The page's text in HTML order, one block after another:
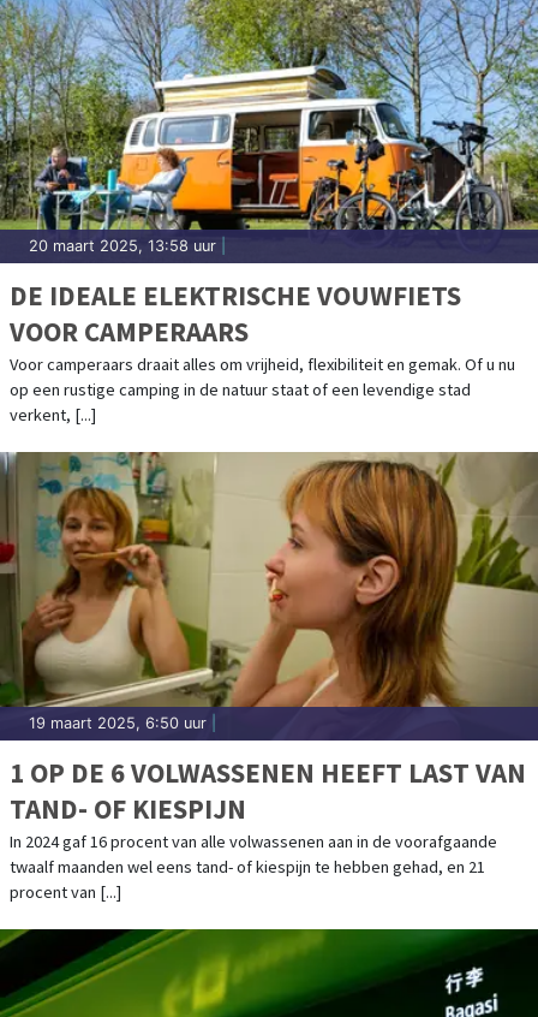
20 maart 2025, 13:58 uur
DE IDEALE ELEKTRISCHE VOUWFIETS
VOOR CAMPERAARS
Voor camperaars draait alles om vrijheid, flexibiliteit en gemak. Of u nu
op een rustige camping in de natuur staat of een levendige stad
verkent, [...]
19 maart 2025, 6:50 uur
1 OP DE 6 VOLWASSENEN HEEFT LAST VAN
TAND- OF KIESPIJN
In 2024 gaf 16 procent van alle volwassenen aan in de voorafgaande
twaalf maanden wel eens tand- of kiespijn te hebben gehad, en 21
procent van [...]